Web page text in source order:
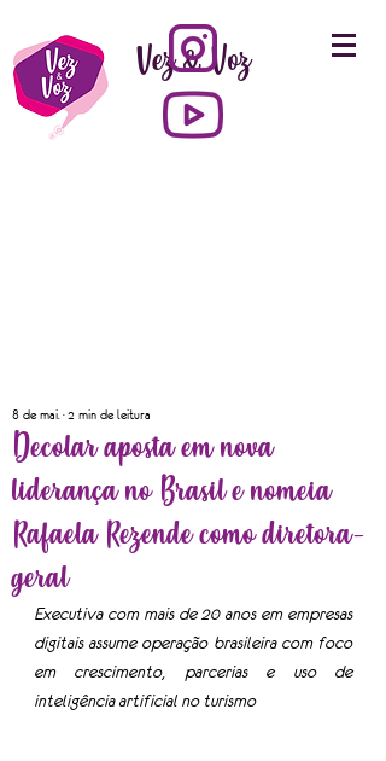
Vez & Voz
Decolar aposta em nova
liderança no Brasil e nomeia
Rafaela Rezende como diretora-
geral
8 de mai. 2 min de leitura
Executiva com mais de 20 anos em empresas
digitais assume operação brasileira com foco
em crescimento, parcerias e uso de
inteligência artificial no turismo